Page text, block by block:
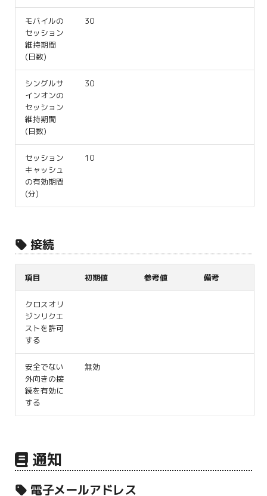
モバイルの
セッション
維持期間
(日数)
30
シングルサ
インオンの
セッション
維持期間
(日数)
30
セッション
キャッシュ
の有効期間
(分)
10
接続
項目 初期値 参考値 備考
クロスオリ
ジンリクエ
ストを許可
する
安全でない
外向きの接
続を有効に
する
無効
通知
電子メールアドレス